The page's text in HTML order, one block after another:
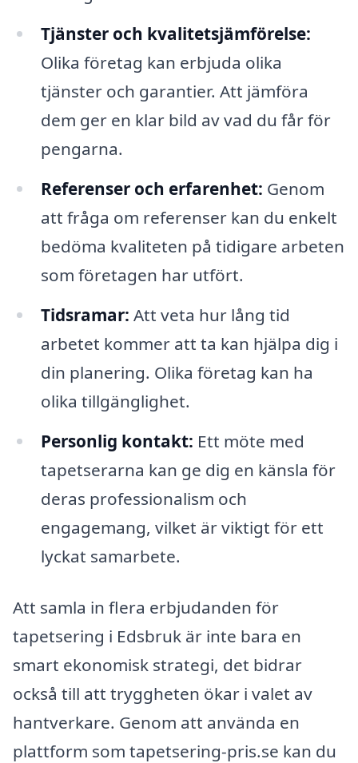
Tjänster och kvalitetsjämförelse:
Olika företag kan erbjuda olika
tjänster och garantier. Att jämföra
dem ger en klar bild av vad du får för
pengarna.
Referenser och erfarenhet: Genom
att fråga om referenser kan du enkelt
bedöma kvaliteten på tidigare arbeten
som företagen har utfört.
Tidsramar: Att veta hur lång tid
arbetet kommer att ta kan hjälpa dig i
din planering. Olika företag kan ha
olika tillgänglighet.
Personlig kontakt: Ett möte med
tapetserarna kan ge dig en känsla för
deras professionalism och
engagemang, vilket är viktigt för ett
lyckat samarbete.
Att samla in flera erbjudanden för
tapetsering i Edsbruk är inte bara en
smart ekonomisk strategi, det bidrar
också till att tryggheten ökar i valet av
hantverkare. Genom att använda en
plattform som tapetsering-pris.se kan du